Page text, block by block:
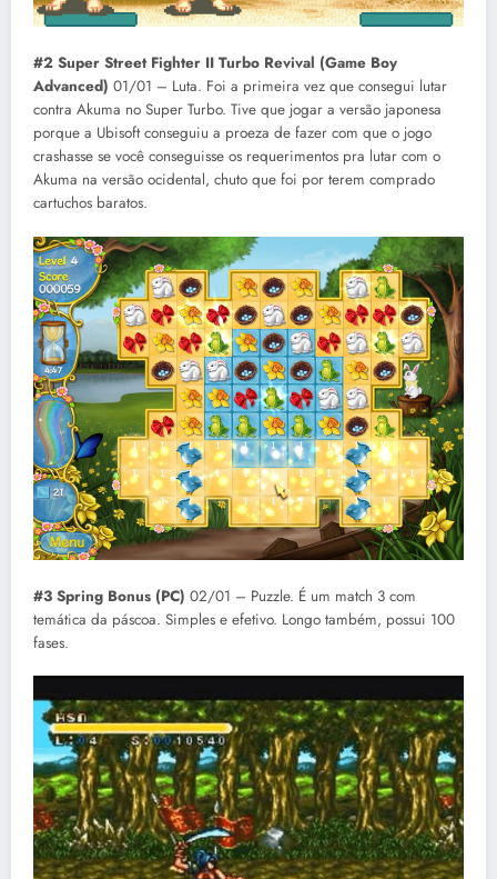
#2 Super Street Fighter II Turbo Revival (Game Boy
Advanced) 01/01 – Luta. Foi a primeira vez que consegui lutar
contra Akuma no Super Turbo. Tive que jogar a versão japonesa
porque a Ubisoft conseguiu a proeza de fazer com que o jogo
crashasse se você conseguisse os requerimentos pra lutar com o
Akuma na versão ocidental, chuto que foi por terem comprado
cartuchos baratos.
#3 Spring Bonus (PC) 02/01 – Puzzle. É um match 3 com
temática da páscoa. Simples e efetivo. Longo também, possui 100
fases.